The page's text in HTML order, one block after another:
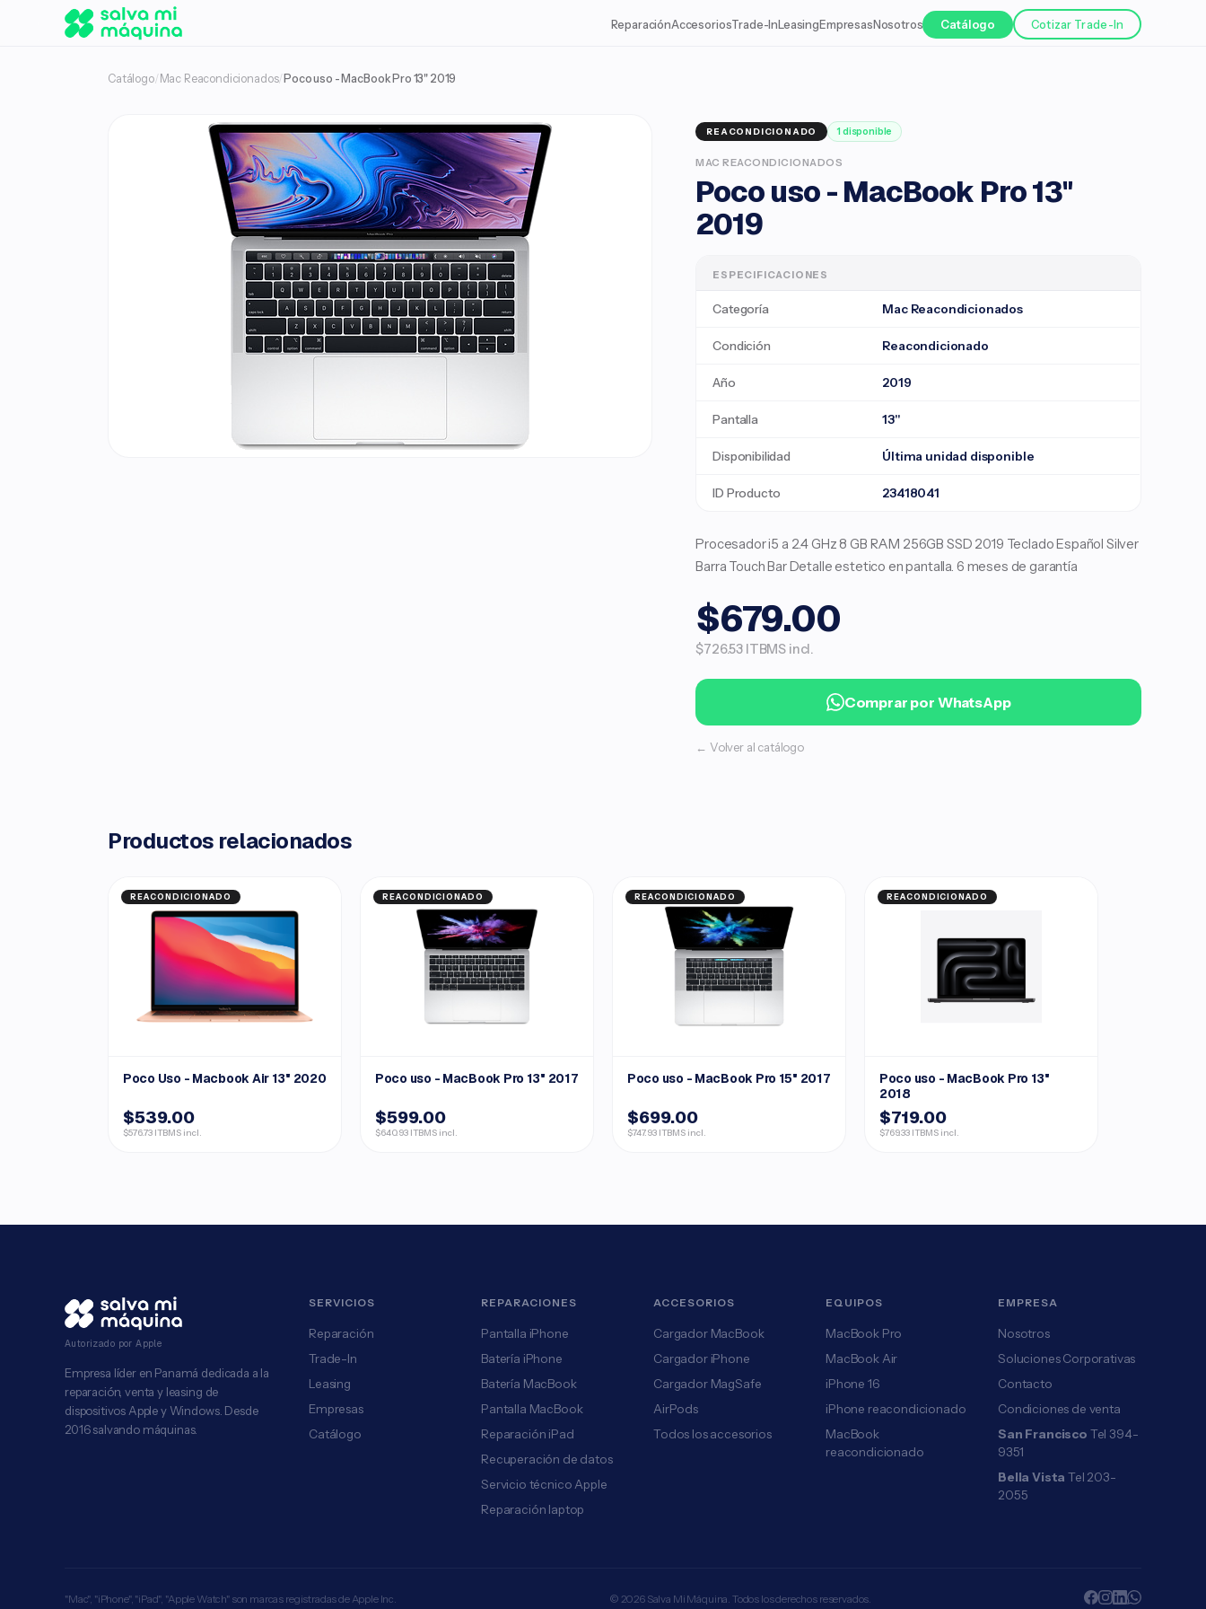
ReparaciónAccesoriosTrade-InLeasingEmpresasNosotros Catálogo Cotizar Trade-In
Catálogo/ Mac Reacondicionados/ Poco uso - MacBook Pro 13" 2019
REACONDICIONADO 1 disponible
MAC REACONDICIONADOS
Poco uso - MacBook Pro 13"
2019
ESPECIFICACIONES
Categoría Mac Reacondicionados
Condición Reacondicionado
Año 2019
Pantalla 13"
Disponibilidad Última unidad disponible
ID Producto 23418041
Procesador i5 a 2.4 GHz 8 GB RAM 256GB SSD 2019 Teclado Español Silver
Barra Touch Bar Detalle estetico en pantalla. 6 meses de garantía
$679.00
$726.53 ITBMS incl.
Comprar por WhatsApp
← Volver al catálogo
Productos relacionados
REACONDICIONADO
Poco Uso - Macbook Air 13" 2020
$539.00
$576.73 ITBMS incl.
REACONDICIONADO
Poco uso - MacBook Pro 13" 2017
$599.00
$640.93 ITBMS incl.
REACONDICIONADO
Poco uso - MacBook Pro 15" 2017
$699.00
$747.93 ITBMS incl.
REACONDICIONADO
Poco uso - MacBook Pro 13"
2018
$719.00
$769.33 ITBMS incl.
Autorizado por Apple
Empresa líder en Panamá dedicada a la
reparación, venta y leasing de
dispositivos Apple y Windows. Desde
2016 salvando máquinas.
SERVICIOS
Reparación
Trade-In
Leasing
Empresas
Catálogo
REPARACIONES
Pantalla iPhone
Batería iPhone
Batería MacBook
Pantalla MacBook
Reparación iPad
Recuperación de datos
Servicio técnico Apple
Reparación laptop
ACCESORIOS
Cargador MacBook
Cargador iPhone
Cargador MagSafe
AirPods
Todos los accesorios
EQUIPOS
MacBook Pro
MacBook Air
iPhone 16
iPhone reacondicionado
MacBook
reacondicionado
EMPRESA
Nosotros
Soluciones Corporativas
Contacto
Condiciones de venta
San Francisco Tel 394-
9351
Bella Vista Tel 203-
2055
"Mac", "iPhone", "iPad", "Apple Watch" son marcas registradas de Apple Inc. © 2026 Salva Mi Máquina. Todos los derechos reservados.